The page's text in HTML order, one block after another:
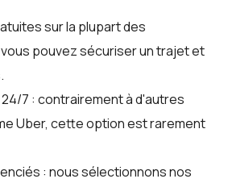
sur la plupart des
pouvez sécuriser un trajet et
7 : contrairement à d'autres
Uber, cette option est rarement
: nous sélectionnons nos